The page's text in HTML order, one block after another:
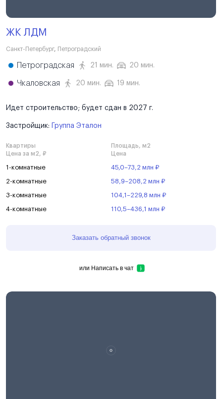
ЖК ЛДМ
Санкт-Петербург, Петроградский
Петроградская 21 мин. 20 мин.
Чкаловская 20 мин. 19 мин.
Идет строительство; будет сдан в 2027 г.
Застройщик: Группа Эталон
Квартиры
Площадь, м2
Цена за м2, ₽
Цена
1-комнатные 45,0–73,2 млн ₽
2-комнатные 58,9–208,2 млн ₽
3-комнатные 104,1–229,8 млн ₽
4-комнатные 110,5–436,1 млн ₽
Заказать обратный звонок
или Написать в чат